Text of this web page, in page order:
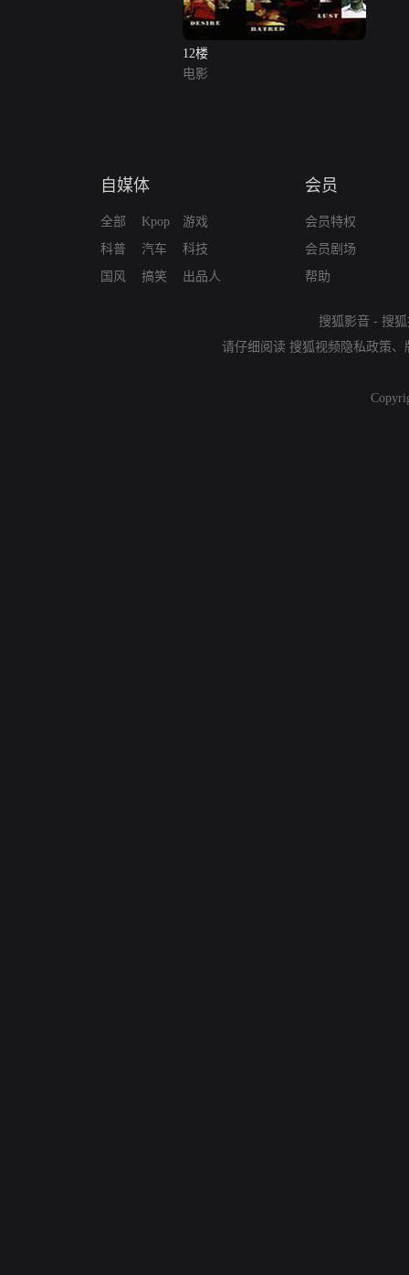
12楼
电影
自媒体
全部
科普
国风
Kpop
汽车
搞笑
游戏
科技
出品人
会员
会员特权
会员剧场
帮助
搜狐影音 - 搜
请仔细阅读 搜狐视频隐私政策、